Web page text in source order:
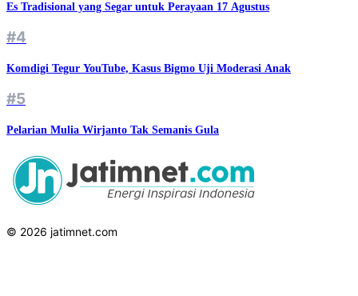
Es Tradisional yang Segar untuk Perayaan 17 Agustus
#4
Komdigi Tegur YouTube, Kasus Bigmo Uji Moderasi Anak
#5
Pelarian Mulia Wirjanto Tak Semanis Gula
© 2026 jatimnet.com